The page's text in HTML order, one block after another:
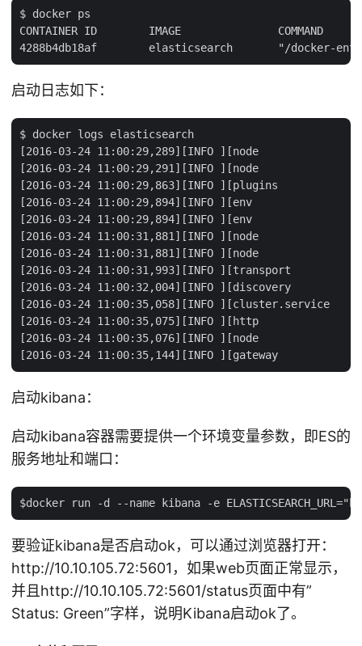
$ docker ps
CONTAINER ID        IMAGE
启动日志如下：
$ docker logs elasticsearch
[2016-03-24 11:00:29,289][INFO ][node
[2016-03-24 11:00:29,291][INFO ][node
[2016-03-24 11:00:29,863][INFO ][plugins
[2016-03-24 11:00:29,894][INFO ][env
[2016-03-24 11:00:29,894][INFO ][env
[2016-03-24 11:00:31,881][INFO ][node
[2016-03-24 11:00:31,881][INFO ][node
[2016-03-24 11:00:31,993][INFO ][transport
[2016-03-24 11:00:32,004][INFO ][discovery
[2016-03-24 11:00:35,058][INFO ][cluster.service
[2016-03-24 11:00:35,075][INFO ][http
[2016-03-24 11:00:35,076][INFO ][node
启动kibana：
启动kibana容器需要提供一个环境变量参数，即ES的
服务地址和端口：
要验证kibana是否启动ok，可以通过浏览器打开：
http://10.10.105.72:5601，如果web页面正常显示，
并且http://10.10.105.72:5601/status页面中有”
Status: Green”字样，说明Kibana启动ok了。